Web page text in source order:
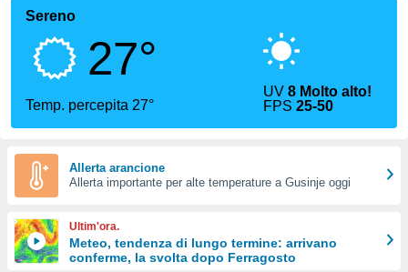
per
le
di
Web
le
Sereno
27°
Temp. percepita 27°
UV8 Molto alto!
FPS25-50
Allerta arancione
Allerta importante per alte temperature a Gusinje oggi
Ultim'ora.
Meteo, tendenza di lungo termine: arrivano
conferme, la svolta dopo Ferragosto